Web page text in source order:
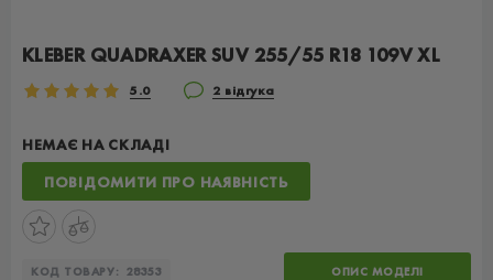
KLEBER QUADRAXER SUV 255/55 R18 109V XL
5.0 2 відгука
НЕМАЄ НА СКЛАДІ
ПОВІДОМИТИ ПРО НАЯВНІСТЬ
КОД ТОВАРУ: 28353 ОПИС МОДЕЛІ